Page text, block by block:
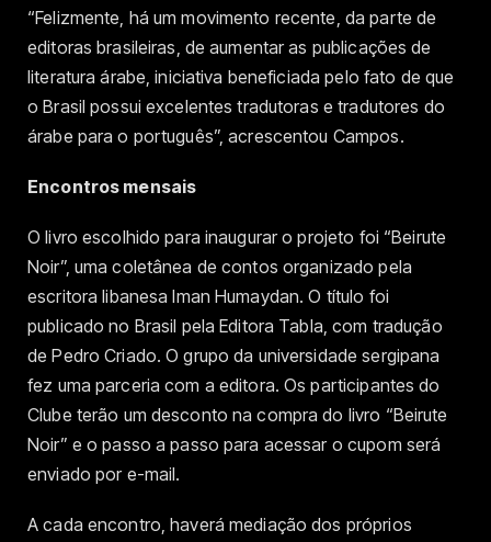
“Felizmente, há um movimento recente, da parte de
editoras brasileiras, de aumentar as publicações de
literatura árabe, iniciativa beneficiada pelo fato de que
o Brasil possui excelentes tradutoras e tradutores do
árabe para o português”, acrescentou Campos.
Encontros mensais
O livro escolhido para inaugurar o projeto foi “Beirute
Noir”, uma coletânea de contos organizado pela
escritora libanesa Iman Humaydan. O título foi
publicado no Brasil pela Editora Tabla, com tradução
de Pedro Criado. O grupo da universidade sergipana
fez uma parceria com a editora. Os participantes do
Clube terão um desconto na compra do livro “Beirute
Noir” e o passo a passo para acessar o cupom será
enviado por e-mail.
A cada encontro, haverá mediação dos próprios